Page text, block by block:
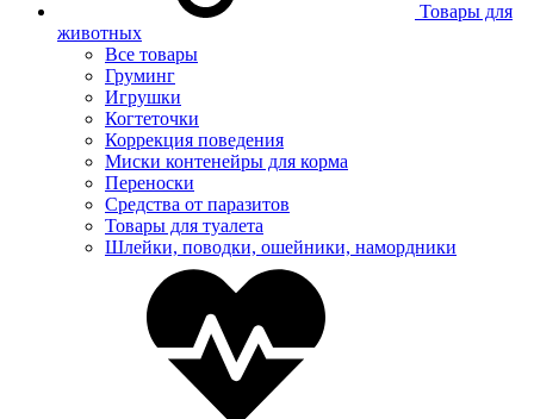
Товары для
животных
Все товары
Груминг
Игрушки
Когтеточки
Коррекция поведения
Миски контенейры для корма
Переноски
Средства от паразитов
Товары для туалета
Шлейки, поводки, ошейники, намордники